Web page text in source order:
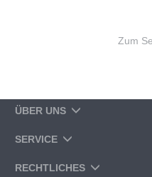
Zum
ÜBER UNS
SERVICE
RECHTLICHES